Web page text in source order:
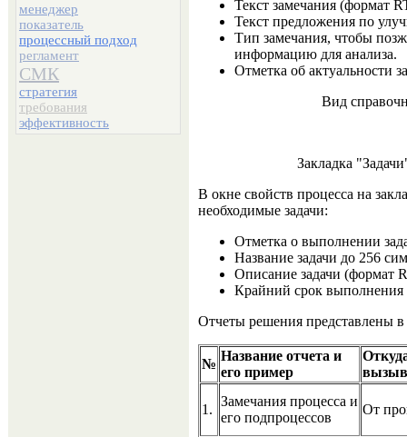
менеджер
показатель
процессный подход
регламент
СМК
стратегия
требования
эффективность
Текст замечания (формат
Текст предложения по
Тип замечания, чтобы
информацию для анализа.
Отметка об актуальности
Вид
Закладка
В окне свойств процесса на
необходимые задачи:
Отметка о выполнении
Название задачи до 256
Описание задачи (формат
Крайний срок выполнения
Отчеты решения представлены
№
Название отчета и
его пример
1.
Замечания процесса и
его подпроцессов
От